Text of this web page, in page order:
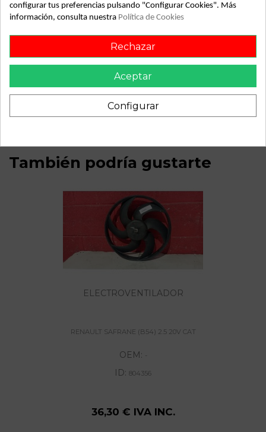
ID: 804363
Descripción
Recambio de abs para renault safrane (b54) 2.5 20v cat
referencia OEM IAM 0273004350 0265216635
También podría gustarte
ELECTROVENTILADOR
RENAULT SAFRANE (B54) 2.5 20V CAT
OEM: -
ID: 804356
36,30 € IVA INC.
configurar tus preferencias pulsando "Configurar Cookies". Más
información, consulta nuestra Política de Cookies
Rechazar
Aceptar
Configurar